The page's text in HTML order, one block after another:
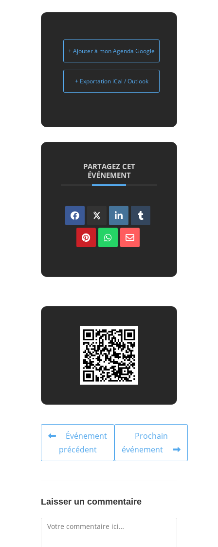
+ Ajouter à mon Agenda Google
+ Exportation iCal / Outlook
PARTAGEZ CET
ÉVÉNEMENT
Événement
précédent
Prochain
événement
Laisser un commentaire